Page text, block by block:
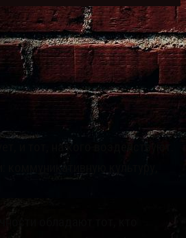
и тот, на кого воздействуют.
культуру,
обладают тот, кто